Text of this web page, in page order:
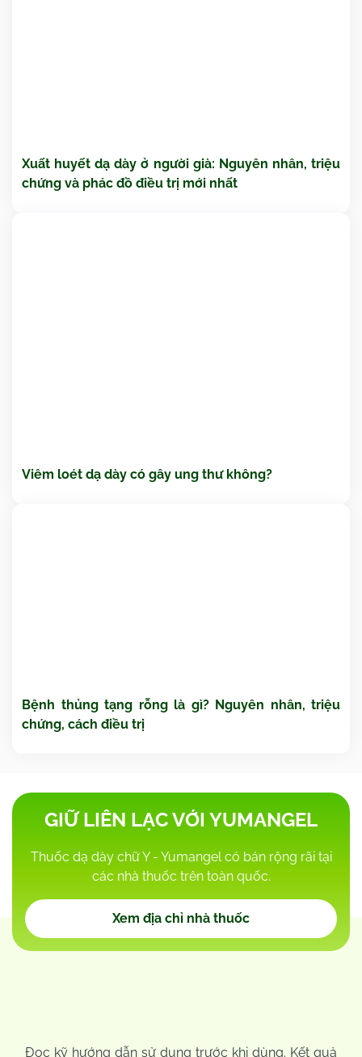
Xuất huyết dạ dày ở người già: Nguyên nhân, triệu
chứng và phác đồ điều trị mới nhất
Viêm loét dạ dày có gây ung thư không?
Bệnh thủng tạng rỗng là gì? Nguyên nhân, triệu
chứng, cách điều trị
GIỮ LIÊN LẠC VỚI YUMANGEL
Thuốc dạ dày chữ Y - Yumangel có bán rộng rãi tại
các nhà thuốc trên toàn quốc.
Xem địa chỉ nhà thuốc
Đọc kỹ hướng dẫn sử dụng trước khi dùng. Kết quả